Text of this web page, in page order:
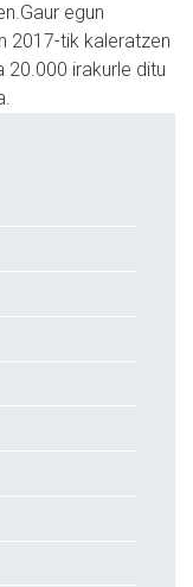
egun
2017-tik kaleratzen
20.000 irakurle ditu